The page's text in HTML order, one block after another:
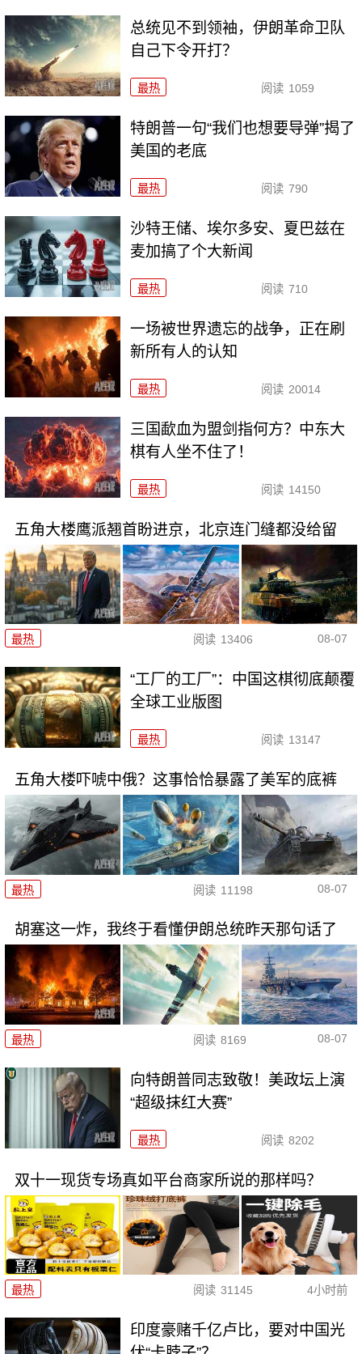
总统见不到领袖，伊朗革命卫队
自己下令开打？
最热 阅读 1059
特朗普一句“我们也想要导弹”揭了
美国的老底
最热 阅读 790
沙特王储、埃尔多安、夏巴兹在
麦加搞了个大新闻
最热 阅读 710
一场被世界遗忘的战争，正在刷
新所有人的认知
最热 阅读 20014
三国歃血为盟剑指何方？中东大
棋有人坐不住了！
最热 阅读 14150
五角大楼鹰派翘首盼进京，北京连门缝都没给留
最热 阅读 13406 08-07
“工厂的工厂”：中国这棋彻底颠覆
全球工业版图
最热 阅读 13147
五角大楼吓唬中俄？这事恰恰暴露了美军的底裤
最热 阅读 11198 08-07
胡塞这一炸，我终于看懂伊朗总统昨天那句话了
最热 阅读 8169 08-07
向特朗普同志致敬！美政坛上演
“超级抹红大赛”
最热 阅读 8202
双十一现货专场真如平台商家所说的那样吗？
最热 阅读 31145 4小时前
印度豪赌千亿卢比，要对中国光